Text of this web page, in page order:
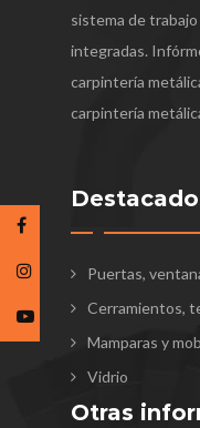
sistema de
integradas.
carpintería
carpintería
Puertas,
Cerramientos,
Mamparas y
Vidrio
Otras